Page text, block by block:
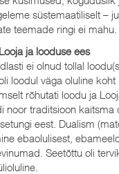
süstemaatiliselt –
teemade ringi ei mahu.
ja looduse ees
ei olnud tollal
loodul väga oluline koht
rõhutati loodu ja
noor traditsioon kaitsma
eest. Dualism
ebaolulisest,
Seetõttu oli